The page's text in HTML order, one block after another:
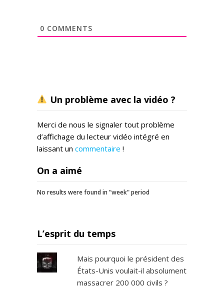
0 COMMENTS
Un problème avec la vidéo ?
Merci de nous le signaler tout problème
d’affichage du lecteur vidéo intégré en
laissant un commentaire !
On a aimé
No results were found in "week" period
L’esprit du temps
Mais pourquoi le président des
États-Unis voulait-il absolument
massacrer 200 000 civils ?